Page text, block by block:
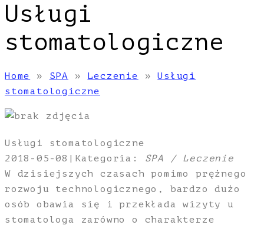
Usługi
stomatologiczne
Home » SPA » Leczenie »Usługi
stomatologiczne
Usługi stomatologiczne
2018-05-08 | Kategoria: SPA / Leczenie
W dzisiejszych czasach pomimo prężnego
rozwoju technologicznego, bardzo dużo
osób obawia się i przekłada wizyty u
stomatologa zarówno o charakterze